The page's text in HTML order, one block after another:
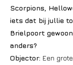
Scorpions,
iets dat bij jullie
Brielpoort
anders?
Objector: Een